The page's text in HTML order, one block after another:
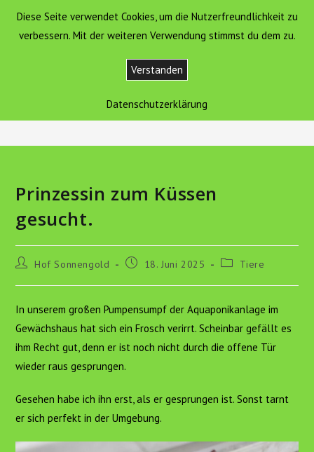
springen
Hof Sonnengold MENÜ
Prinzessin zum Küssen gesucht.
Prinzessin zum Küssen
gesucht.
Beitrags-
Hof Sonnengold
Beitrag18. Juni 2025
Beitrags-
Tiere
In unserem großen Pumpensumpf der Aquaponikanlage im
Gewächshaus hat sich ein Frosch verirrt. Scheinbar gefällt es
ihm Recht gut, denn er ist noch nicht durch die offene Tür
wieder raus gesprungen.
Gesehen habe ich ihn erst, als er gesprungen ist. Sonst tarnt
er sich perfekt in der Umgebung.
Diese Seite verwendet Cookies, um die Nutzerfreundlichkeit zu
verbessern. Mit der weiteren Verwendung stimmst du dem zu.
Verstanden
Datenschutzerklärung